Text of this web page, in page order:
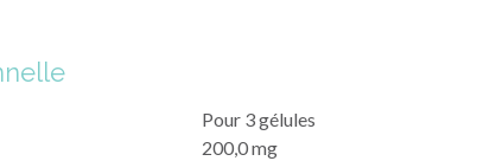
Pour 3 gélules
200,0 mg